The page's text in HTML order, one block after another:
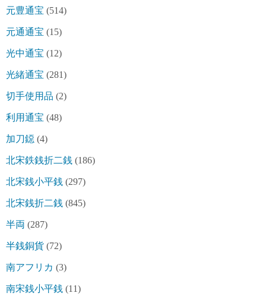
元豊通宝 (514)
元通通宝 (15)
光中通宝 (12)
光緒通宝 (281)
切手使用品 (2)
利用通宝 (48)
加刀鐚 (4)
北宋鉄銭折二銭 (186)
北宋銭小平銭 (297)
北宋銭折二銭 (845)
半両 (287)
半銭銅貨 (72)
南アフリカ (3)
南宋銭小平銭 (11)